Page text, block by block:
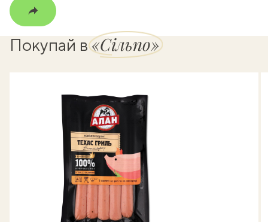
Покупай в«Сільпо»